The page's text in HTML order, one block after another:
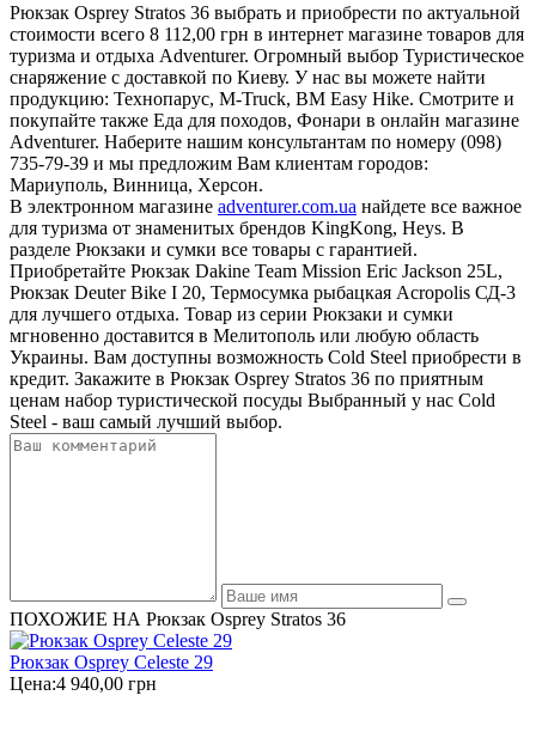
Рюкзак Osprey Stratos 36 выбрать и приобрести по актуальной
стоимости всего 8 112,00 грн в интернет магазине товаров для
туризма и отдыха Adventurer. Огромный выбор Туристическое
снаряжение с доставкой по Киеву. У нас вы можете найти
продукцию: Технопарус, M-Truck, BM Easy Hike. Смотрите и
покупайте также Еда для походов, Фонари в онлайн магазине
Adventurer. Наберите нашим консультантам по номеру (098)
735-79-39 и мы предложим Вам клиентам городов:
Мариуполь, Винница, Херсон.
В электронном магазине adventurer.com.ua найдете все важное
для туризма от знаменитых брендов KingKong, Heys. В
разделе Рюкзаки и сумки все товары с гарантией.
Приобретайте Рюкзак Dakine Team Mission Eric Jackson 25L,
Рюкзак Deuter Bike I 20, Термосумка рыбацкая Acropolis СД-3
для лучшего отдыха. Товар из серии Рюкзаки и сумки
мгновенно доставится в Мелитополь или любую область
Украины. Вам доступны возможность Cold Steel приобрести в
кредит. Закажите в Рюкзак Osprey Stratos 36 по приятным
ценам набор туристической посуды Выбранный у нас Cold
Steel - ваш самый лучший выбор.
ПОХОЖИЕ НА Рюкзак Osprey Stratos 36
Рюкзак Osprey Celeste 29
Цена:4 940,00 грн